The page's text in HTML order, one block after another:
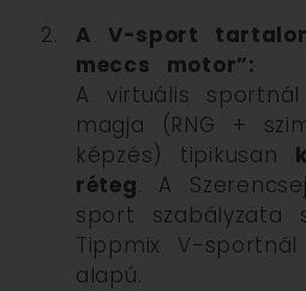
A V-sport
meccs motor”:
A virtuális sportnál
magja (RNG +
képzés) tipikusan
réteg. A
sport szabályzata
Tippmix V-
alapú.